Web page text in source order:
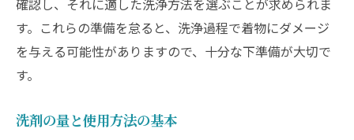
確認し、それに適した洗浄方法を選ぶことが求められま
す。これらの準備を怠ると、洗浄過程で着物にダメージ
を与える可能性がありますので、十分な下準備が大切で
す。
洗剤の量と使用方法の基本